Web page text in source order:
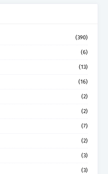
(390)
(6)
(13)
(16)
(2)
(2)
(7)
(2)
(3)
(3)